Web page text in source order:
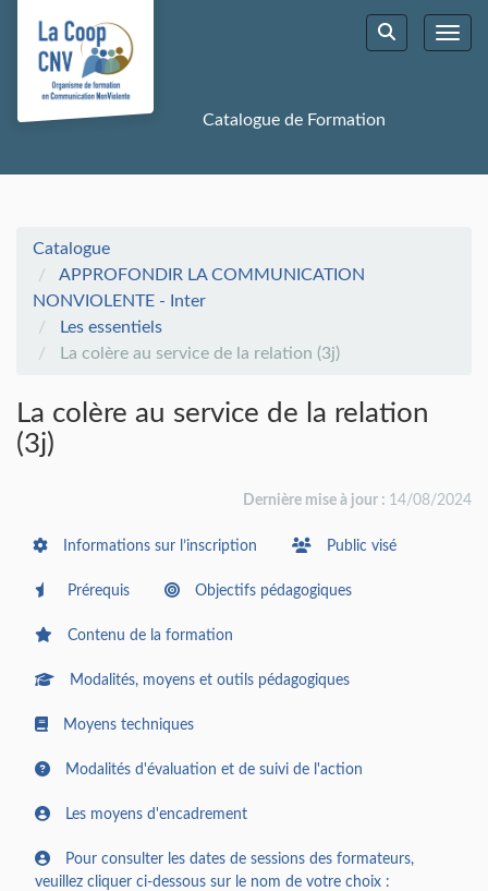
Aller au menu principal
Aller au contenu principal
Personnaliser l'interface
Rechercher
Catalogue de Formation
Catalogue
APPROFONDIR LA COMMUNICATION
NONVIOLENTE - Inter
Les essentiels
La colère au service de la relation (3j)
La colère au service de la relation
(3j)
Dernière mise à jour : 14/08/2024
Informations sur l’inscription Public visé
Prérequis Objectifs pédagogiques
Contenu de la formation
Modalités, moyens et outils pédagogiques
Moyens techniques
Modalités d'évaluation et de suivi de l'action
Les moyens d'encadrement
Pour consulter les dates de sessions des formateurs,
veuillez cliquer ci-dessous sur le nom de votre choix :